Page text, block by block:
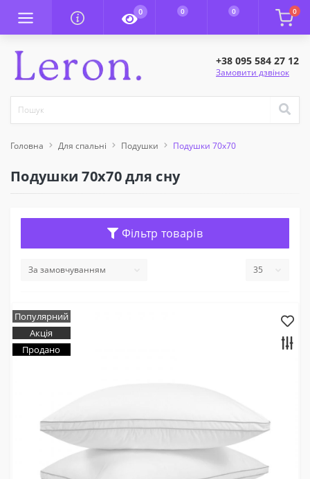
0 0 0 0
+38 095 584 27 12
Замовити дзвінок
Головна Для спальні Подушки Подушки 70х70
Подушки 70х70 для сну
Фільтр товарів
Популярний
Акція
Продано